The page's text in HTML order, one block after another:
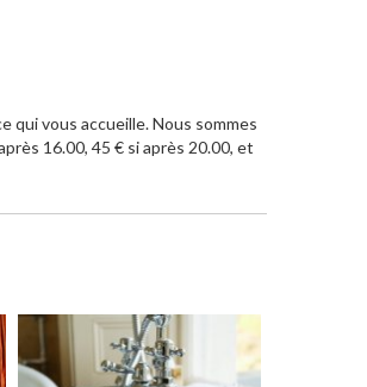
qui vous accueille. Nous sommes
16.00, 45 € si après 20.00, et